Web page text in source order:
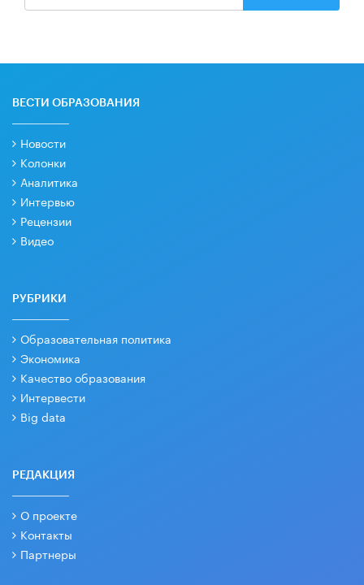
ВЕСТИ ОБРАЗОВАНИЯ
Новости
Колонки
Аналитика
Интервью
Рецензии
Видео
РУБРИКИ
Образовательная политика
Экономика
Качество образования
Интервести
Big data
РЕДАКЦИЯ
О проекте
Контакты
Партнеры